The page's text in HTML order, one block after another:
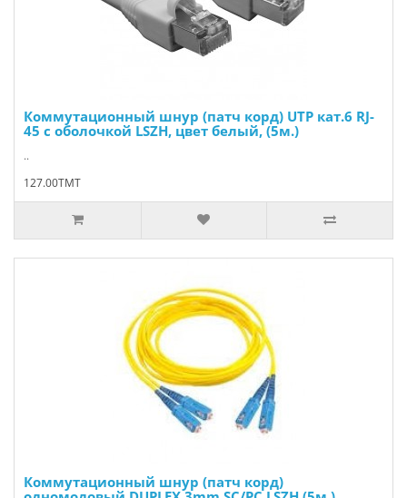
Коммутационный шнур (патч корд) UTP кат.6 RJ-
45 с оболочкой LSZH, цвет белый, (5м.)
..
127.00TMT
Коммутационный шнур (патч корд)